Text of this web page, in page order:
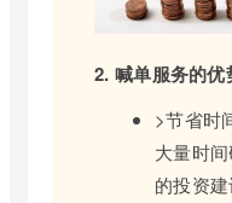
2. 喊单服务的优
>节省时
大量时
的投资建